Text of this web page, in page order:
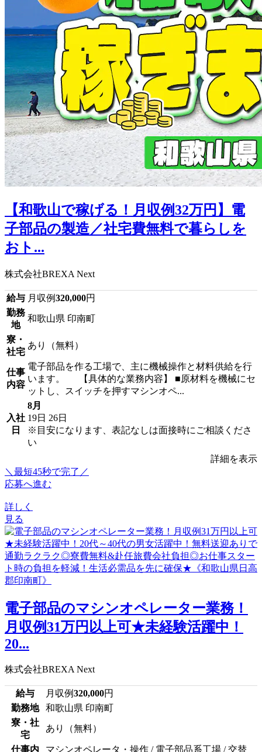
【和歌山で稼げる！月収例32万円】電
子部品の製造／社宅費無料で暮らしを
おト...
株式会社BREXA Next
給与 月収例320,000円
勤務
地
和歌山県 印南町
寮・
社宅
あり（無料）
仕事
内容
電子部品を作る工場で、主に機械操作と材料供給を行
います。 【具体的な業務内容】 ■原材料を機械にセ
ットし、スイッチを押すマシンオペ...
入社
日
8月
19日 26日
※目安になります、表記なしは面接時にご相談くださ
い
詳細を表示
＼最短45秒で完了／
応募へ進む
詳しく
見る
電子部品のマシンオペレーター業務！
月収例31万円以上可★未経験活躍中！
20...
株式会社BREXA Next
給与 月収例320,000円
勤務地
和歌山県 印南町
寮・社
宅
あり（無料）
仕事内 マシンオペレータ・操作 / 電子部品系工場 / 交替